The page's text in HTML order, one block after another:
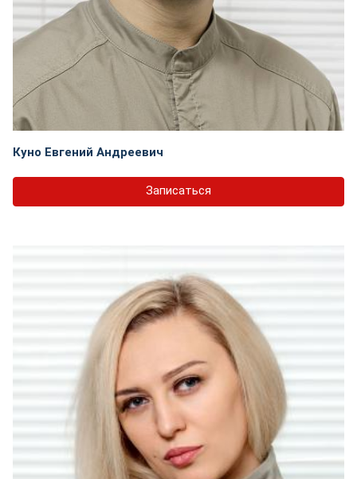
Куно Евгений Андреевич
Записаться